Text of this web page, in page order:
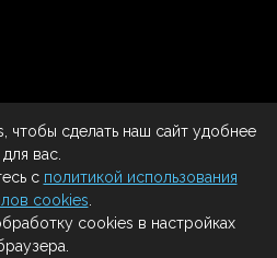
2009 - 2020
на сайте охраняются в
РФ, в том числе, об авторском праве и
материалов сайта и
на сайт правообладателя
сделать наш сайт удобнее
для вас.
с политикой использования
cookies
cookies в настройках